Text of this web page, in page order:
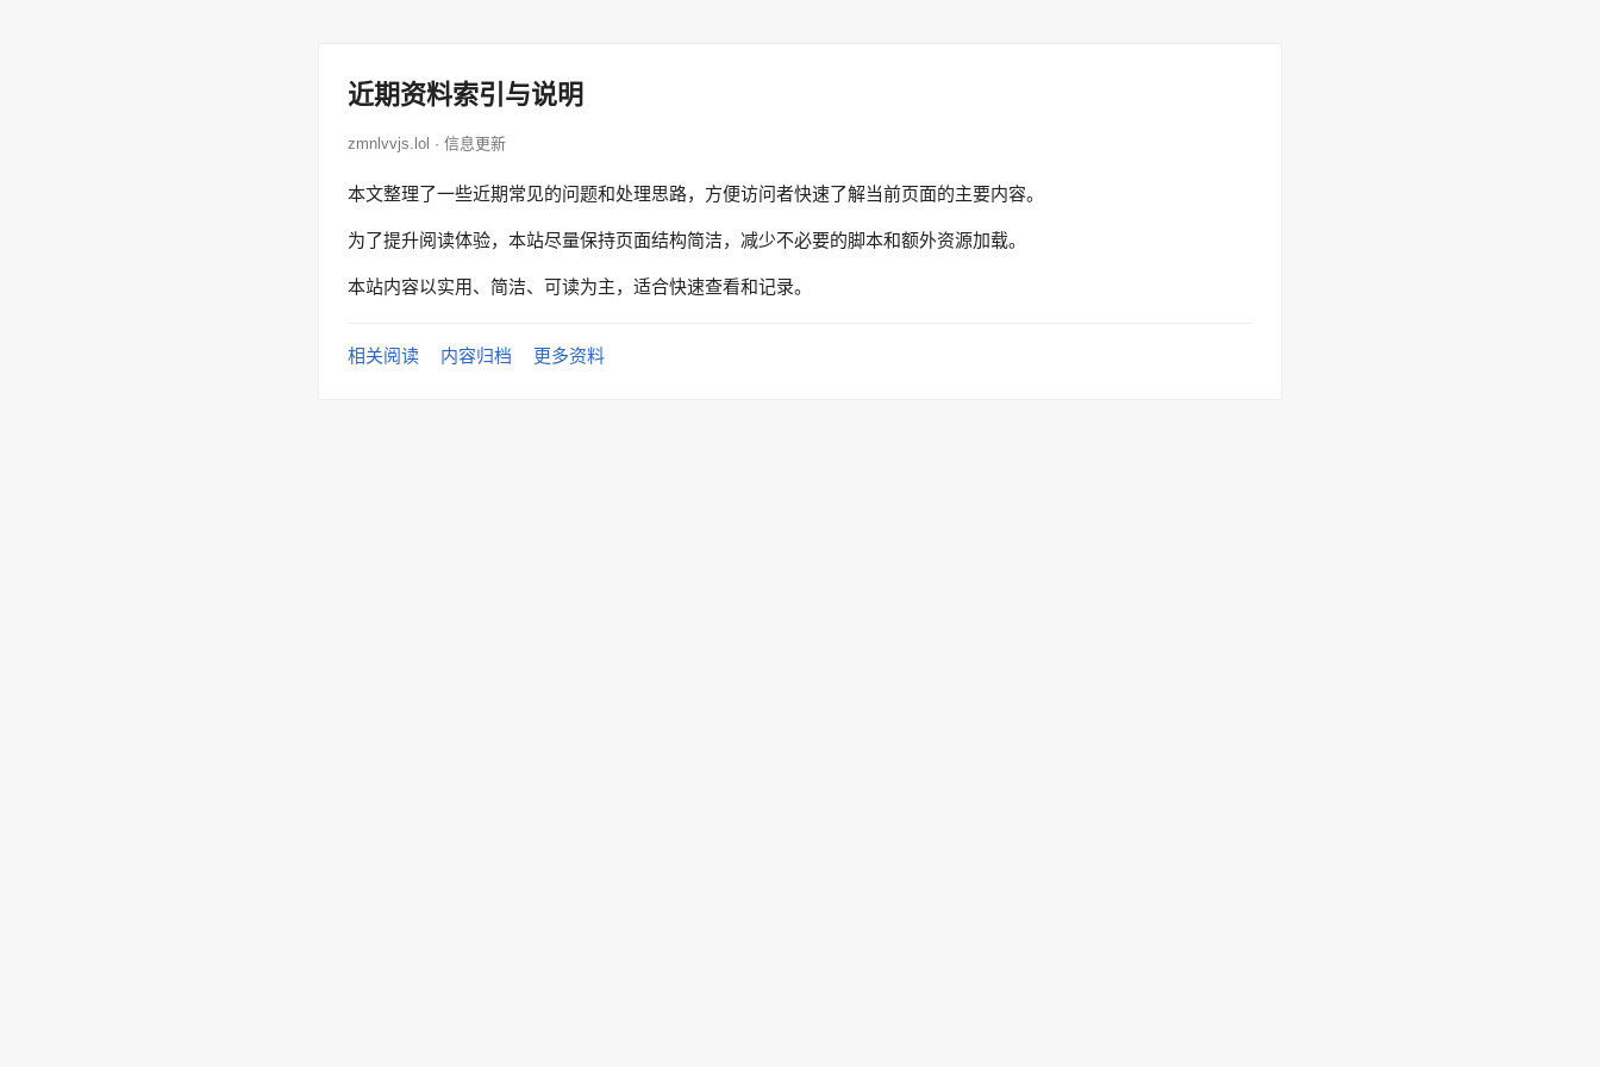
近期资料索引与说明
zmnlvvjs.lol · 信息更新
本文整理了一些近期常见的问题和处理思路，方便访问者快速了解当前页面的主要内容。
为了提升阅读体验，本站尽量保持页面结构简洁，减少不必要的脚本和额外资源加载。
本站内容以实用、简洁、可读为主，适合快速查看和记录。
相关阅读 内容归档 更多资料